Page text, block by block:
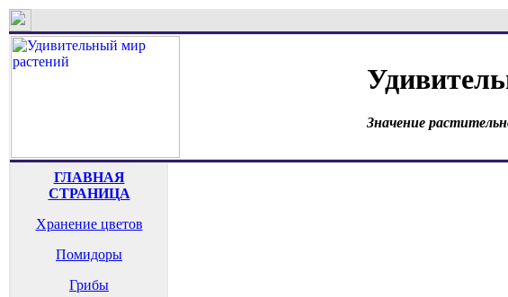
Значение
ГЛАВНАЯ
СТРАНИЦА
Хранение цветов
Помидоры
Грибы